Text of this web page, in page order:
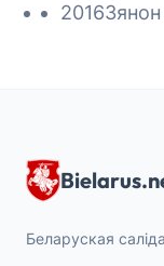
Беларуская